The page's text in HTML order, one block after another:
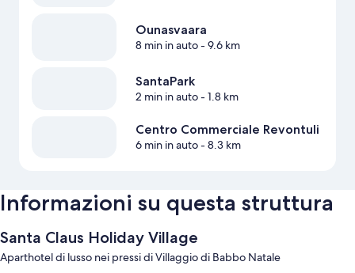
Ounasvaara
8 min in auto- 9.6 km
SantaPark
2 min in auto- 1.8 km
Centro Commerciale Revontuli
6 min in auto- 8.3 km
Informazioni su questa struttura
Santa Claus Holiday Village
Aparthotel di lusso nei pressi di Villaggio di Babbo Natale